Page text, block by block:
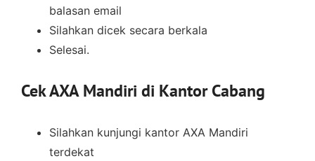
balasan email
Silahkan dicek secara berkala
Selesai.
Cek AXA Mandiri di Kantor Cabang
Silahkan kunjungi kantor AXA Mandiri
terdekat